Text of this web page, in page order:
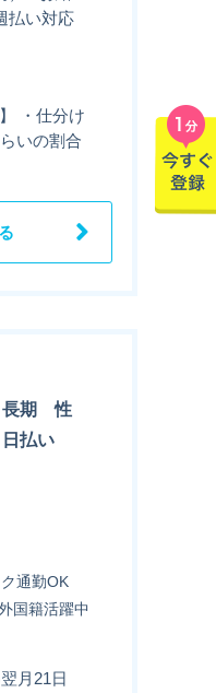
払い対応
・仕分け
いの割合
長期 性
払い
通勤OK
国籍活躍中
月21日